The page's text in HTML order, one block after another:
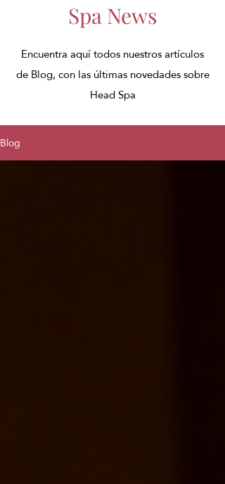
Spa News
Encuentra aquí todos nuestros artículos
de Blog, con las últimas novedades sobre
Head Spa
Blog